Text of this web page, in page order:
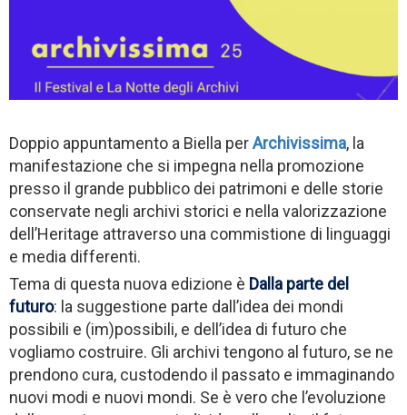
Doppio appuntamento a Biella perArchivissima, la
manifestazione che si impegna nella promozione
presso il grande pubblico dei patrimoni e delle storie
conservate negli archivi storici e nella valorizzazione
dell’Heritage attraverso una commistione di linguaggi
e media differenti.
Tema di questa nuova edizione è Dalla parte del
futuro: la suggestione parte dall’idea dei mondi
possibili e (im)possibili, e dell’idea di futuro che
vogliamo costruire. Gli archivi tengono al futuro, se ne
prendono cura, custodendo il passato e immaginando
nuovi modi e nuovi mondi. Se è vero che l’evoluzione